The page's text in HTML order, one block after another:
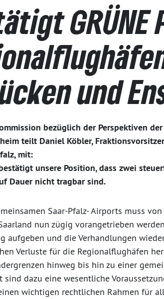
und
bezüglich der Perspektiven
teilt Daniel Köbler,
mit:
unsere Position, dass zwei
Dauer nicht tragbar sind.
Saar-Pfalz- Airports muss
nun zügig vorangetrieben
aufgeben und die Verhandlungen
Verluste für die Regionalflughäfen
hinweg bis hin zu einer
sind dazu eine wesentliche
wichtigen rechtlichen Rahmen für